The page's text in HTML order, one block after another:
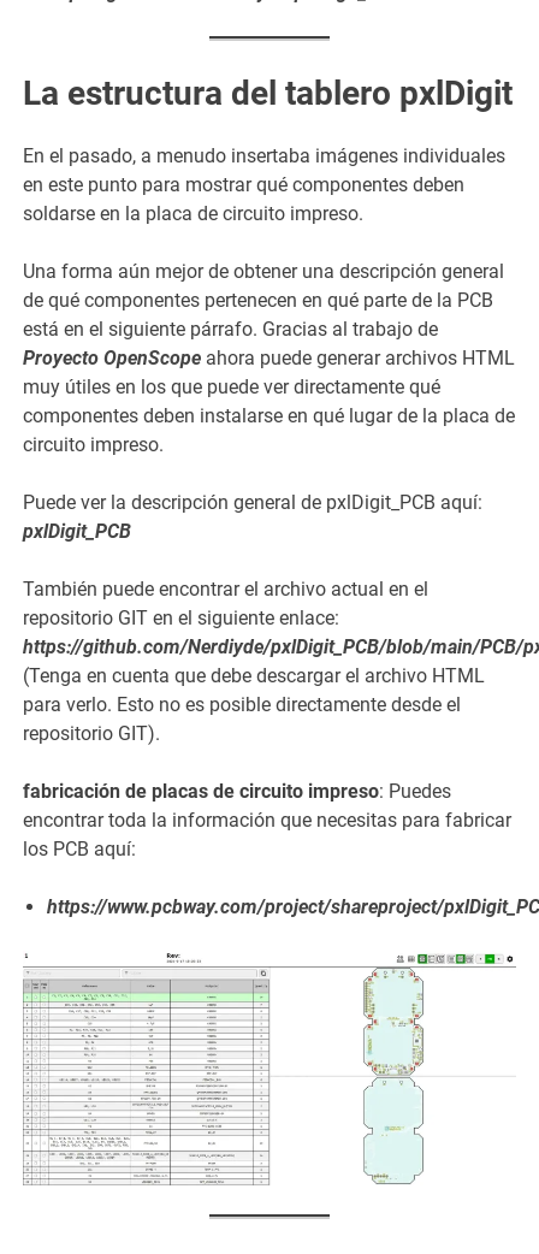
La estructura del tablero pxlDigit
En el pasado, a menudo insertaba imágenes individuales
en este punto para mostrar qué componentes deben
soldarse en la placa de circuito impreso.
Una forma aún mejor de obtener una descripción general
de qué componentes pertenecen en qué parte de la PCB
está en el siguiente párrafo. Gracias al trabajo de
Proyecto OpenScope ahora puede generar archivos HTML
muy útiles en los que puede ver directamente qué
componentes deben instalarse en qué lugar de la placa de
circuito impreso.
Puede ver la descripción general de pxlDigit_PCB aquí:
pxlDigit_PCB
También puede encontrar el archivo actual en el
repositorio GIT en el siguiente enlace:
https://github.com/Nerdiyde/pxlDigit_PCB/blob/main/PCB/
(Tenga en cuenta que debe descargar el archivo HTML
para verlo. Esto no es posible directamente desde el
repositorio GIT).
fabricación de placas de circuito impreso: Puedes
encontrar toda la información que necesitas para fabricar
los PCB aquí:
https://www.pcbway.com/project/shareproject/